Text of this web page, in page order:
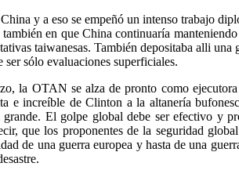
y a eso se empeñó un intenso trabajo
en que China continuaría
taiwanesas. También depositaba alli
ser sólo evaluaciones superficiales.
la OTAN se alza de pronto como
e increíble de Clinton a la altanería
El golpe global debe ser efectivo y
que los proponentes de la seguridad
de una guerra europea y hasta de una